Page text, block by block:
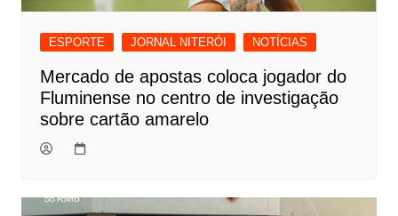
ESPORTE JORNAL NITERÓI NOTÍCIAS
Mercado de apostas coloca jogador do
Fluminense no centro de investigação
sobre cartão amarelo